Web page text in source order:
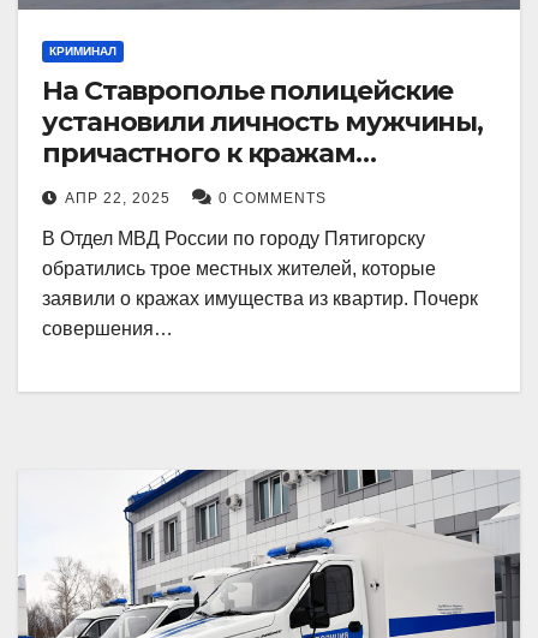
КРИМИНАЛ
На Ставрополье полицейские
установили личность мужчины,
причастного к кражам
имущества из квартир в
Пятигорске
АПР 22, 2025 0 COMMENTS
В Отдел МВД России по городу Пятигорску
обратились трое местных жителей, которые
заявили о кражах имущества из квартир. Почерк
совершения…